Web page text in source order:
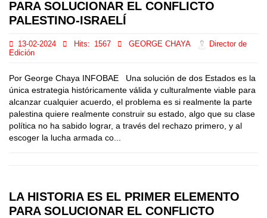
PARA SOLUCIONAR EL CONFLICTO
PALESTINO-ISRAELÍ
13-02-2024 Hits: 1567 GEORGE CHAYA
Director de
Edición
Por George Chaya INFOBAE Una solución de dos Estados es la
única estrategia históricamente válida y culturalmente viable para
alcanzar cualquier acuerdo, el problema es si realmente la parte
palestina quiere realmente construir su estado, algo que su clase
política no ha sabido lograr, a través del rechazo primero, y al
escoger la lucha armada co...
LA HISTORIA ES EL PRIMER ELEMENTO
PARA SOLUCIONAR EL CONFLICTO